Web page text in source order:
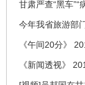
甘肃严查“黑车”“
今年我省旅游部
《午间20分》
《新闻透视》